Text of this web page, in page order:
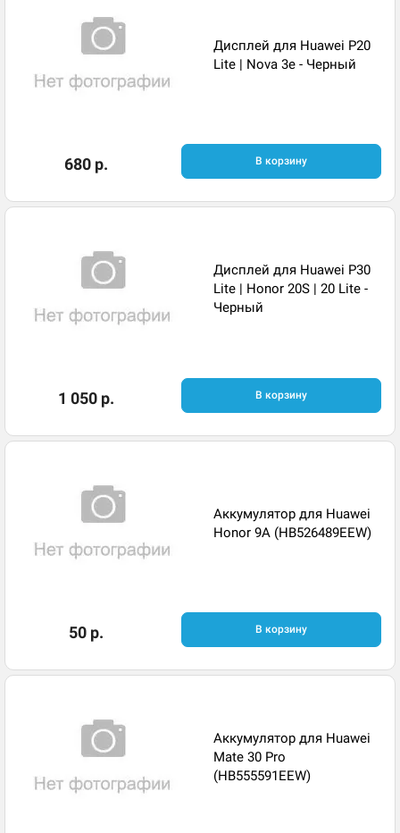
Дисплей для Huawei P20
Lite | Nova 3e - Черный
680 р. В корзину
Дисплей для Huawei P30
Lite | Honor 20S | 20 Lite -
Черный
1 050 р. В корзину
Аккумулятор для Huawei
Honor 9A (HB526489EEW)
50 р. В корзину
Аккумулятор для Huawei
Mate 30 Pro
(HB555591EEW)